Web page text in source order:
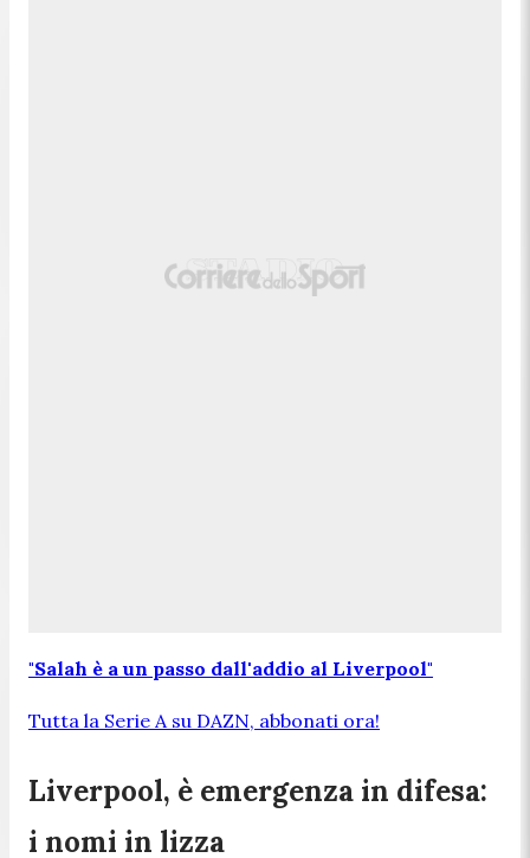
"Salah è a un passo dall'addio al Liverpool"
Tutta la Serie A su DAZN, abbonati ora!
Liverpool, è emergenza in difesa:
i nomi in lizza